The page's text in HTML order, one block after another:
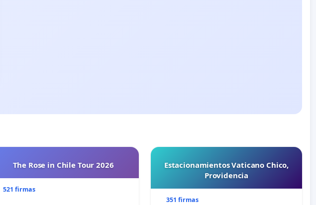
The Rose in Chile Tour 2026
521 firmas
Estacionamientos Vaticano Chico,
Providencia
351 firmas